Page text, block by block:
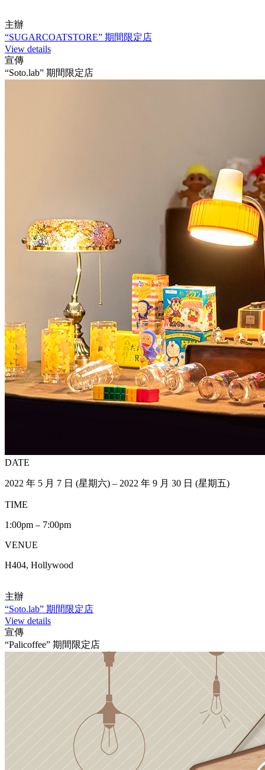
主辦
“SUGARCOATSTORE” 期間限定店
View details
宣傳
“Soto.lab” 期間限定店
DATE
2022 年 5 月 7 日 (星期六) – 2022 年 9 月 30 日 (星期五)
TIME
1:00pm – 7:00pm
VENUE
H404, Hollywood
主辦
“Soto.lab” 期間限定店
View details
宣傳
“Palicoffee” 期間限定店